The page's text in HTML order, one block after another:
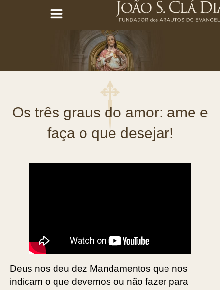
Os três graus do amor: ame e
faça o que desejar!
Deus nos deu dez Mandamentos que nos
indicam o que devemos ou não fazer para